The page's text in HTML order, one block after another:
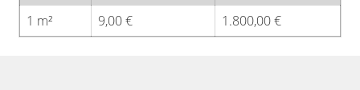
1 m²
9,00 € 1.800,00 €